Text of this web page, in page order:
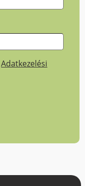
Adatkezelési